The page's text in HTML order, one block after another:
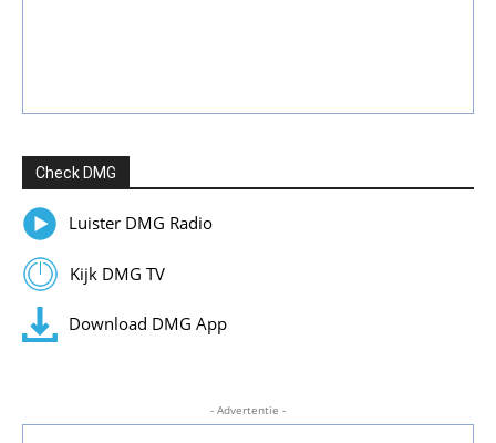
Check DMG
Luister DMG Radio
Kijk DMG TV
Download DMG App
- Advertentie -